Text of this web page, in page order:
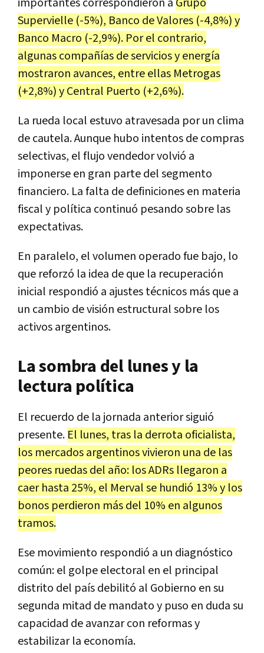
Supervielle (-5%), Banco de Valores (-4,8%) y
Banco Macro (-2,9%). Por el contrario,
algunas compañías de servicios y energía
mostraron avances, entre ellas Metrogas
(+2,8%) y Central Puerto (+2,6%).
La rueda local estuvo atravesada por un clima
de cautela. Aunque hubo intentos de compras
selectivas, el flujo vendedor volvió a
imponerse en gran parte del segmento
financiero. La falta de definiciones en materia
fiscal y política continuó pesando sobre las
expectativas.
En paralelo, el volumen operado fue bajo, lo
que reforzó la idea de que la recuperación
inicial respondió a ajustes técnicos más que a
un cambio de visión estructural sobre los
activos argentinos.
La sombra del lunes y la
lectura política
El recuerdo de la jornada anterior siguió
presente. El lunes, tras la derrota oficialista,
los mercados argentinos vivieron una de las
peores ruedas del año: los ADRs llegaron a
caer hasta 25%, el Merval se hundió 13% y los
bonos perdieron más del 10% en algunos
tramos.
Ese movimiento respondió a un diagnóstico
común: el golpe electoral en el principal
distrito del país debilitó al Gobierno en su
segunda mitad de mandato y puso en duda su
capacidad de avanzar con reformas y
estabilizar la economía.